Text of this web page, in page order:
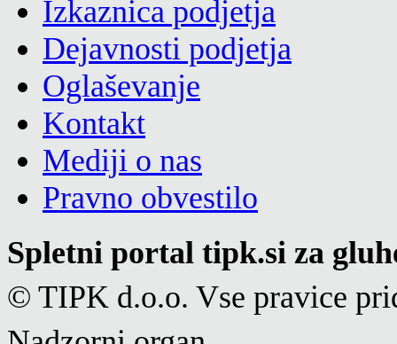
Izkaznica podjetja
Dejavnosti podjetja
Oglaševanje
Kontakt
Mediji o nas
Pravno obvestilo
Spletni portal tipk.si za
© TIPK d.o.o. Vse pravice